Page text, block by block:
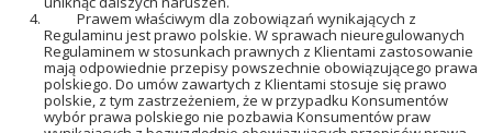
Prawem właściwym dla zobowiązań wynikających z
Regulaminu jest prawo polskie. W sprawach nieuregulowanych
Regulaminem w stosunkach prawnych z Klientami zastosowanie
mają odpowiednie przepisy powszechnie obowiązującego prawa
polskiego. Do umów zawartych z Klientami stosuje się prawo
polskie, z tym zastrzeżeniem, że w przypadku Konsumentów
wybór prawa polskiego nie pozbawia Konsumentów praw